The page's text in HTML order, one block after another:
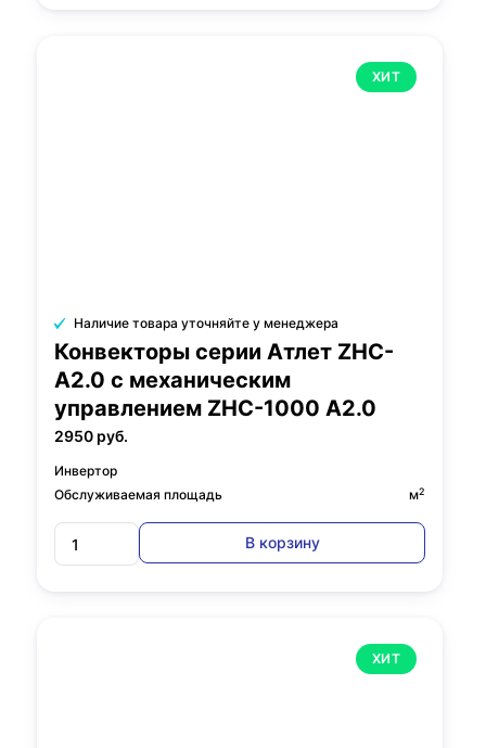
ХИТ
Наличие товара уточняйте у менеджера
Конвекторы серии Атлет ZHC-
A2.0 с механическим
управлением ZHC-1000 A2.0
2950 руб.
Инвертор
Обслуживаемая площадь
м2
В корзину
ХИТ